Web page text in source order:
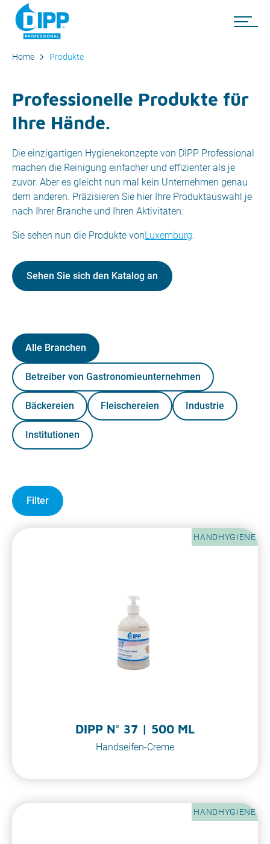
Home Produkte
Professionelle Produkte für
Ihre Hände.
Die einzigartigen Hygienekonzepte von DIPP Professional
machen die Reinigung einfacher und effizienter als je
zuvor. Aber es gleicht nun mal kein Unternehmen genau
dem anderen. Präzisieren Sie hier Ihre Produktauswahl je
nach Ihrer Branche und Ihren Aktivitäten:
Sie sehen nun die Produkte vonLuxemburg.
Sehen Sie sich den Katalog an
Alle Branchen
Betreiber von Gastronomieunternehmen
Bäckereien Fleischereien Industrie
Institutionen
Filter
HANDHYGIENE
DIPP N° 37 | 500 ML
Handseifen-Creme
HANDHYGIENE